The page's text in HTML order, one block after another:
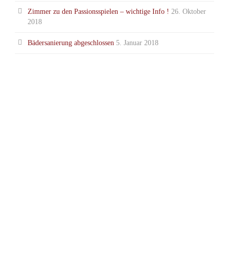
Zimmer zu den Passionsspielen – wichtige Info ! 26. Oktober
2018
Bädersanierung abgeschlossen 5. Januar 2018